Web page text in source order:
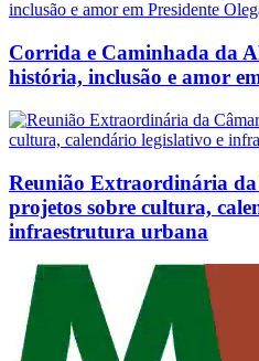
Corrida e Caminhada da
história, inclusão e amor
Reunião Extraordinária
projetos sobre cultura,
infraestrutura urbana